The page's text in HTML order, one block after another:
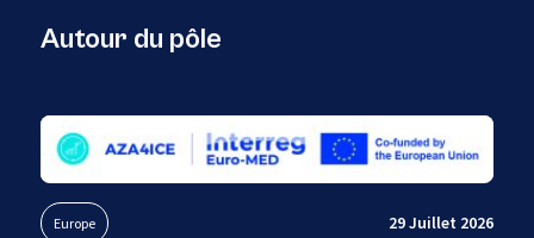
Autour du pôle
Europe 29 Juillet 2026